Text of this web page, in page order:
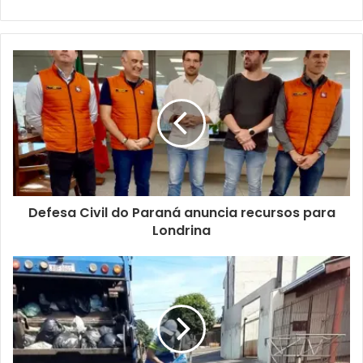
com 34 vagas exclusivas, em seis ocupações diferentes.
de vagas.
Encaminhamento –
No quadro de vagas de vagas da
SMTER, são listadas todas as oportunidades e os critérios
para se candidatar a cada uma delas. Caso o candidato se
enquadre no perfil e queira ser atendido por WhatsApp, é
preciso agendar
o atendimento virtual.Os atendentes da
SMTER entrarão em contato pelo número fornecido no
horário e dia escolhidos.
O atendimento presencial é feito por ordem de chegada,
conforme a disponibilidade máxima de atendimento do dia.
A sede da Secretaria fica na Rua Pernambuco, 162, e o
horário de funcionamento é de segunda a sexta-feira, das
8h às 14h.
Defesa Civil do Paraná anuncia recursos para
Londrina